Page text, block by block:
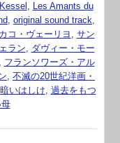
, Les Amants du
, original sound track,
カコ・ヴェーリヨ , サン
ラン, ダヴィー・モー
, フランソワーズ・アル
, 不滅の20世紀洋画・
暗いはしけ, 過去をもつ